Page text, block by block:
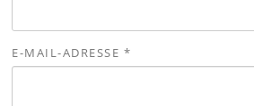
E-MAIL-ADRESSE *